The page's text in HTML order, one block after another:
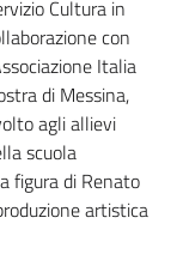
Cultura in
con
Italia
di Messina,
agli allievi
scuola
figura di Renato
artistica